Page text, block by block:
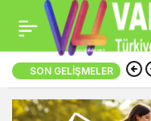
SON GELIŞMELER